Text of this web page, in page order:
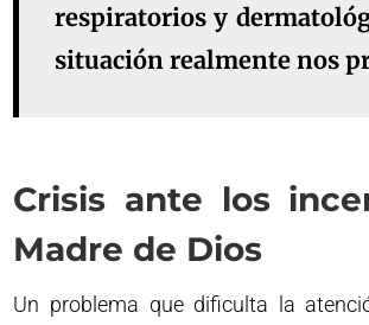
respiratorios y
situación realmente nos
Crisis ante los
Madre de Dios
Un problema que dificulta la